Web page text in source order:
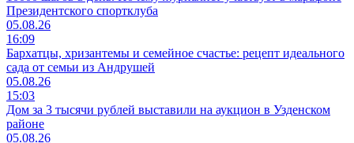
Президентского спортклуба
05.08.26
16:09
Бархатцы, хризантемы и семейное счастье: рецепт идеального
сада от семьи из Андрушей
05.08.26
15:03
Дом за 3 тысячи рублей выставили на аукцион в Узденском
районе
05.08.26